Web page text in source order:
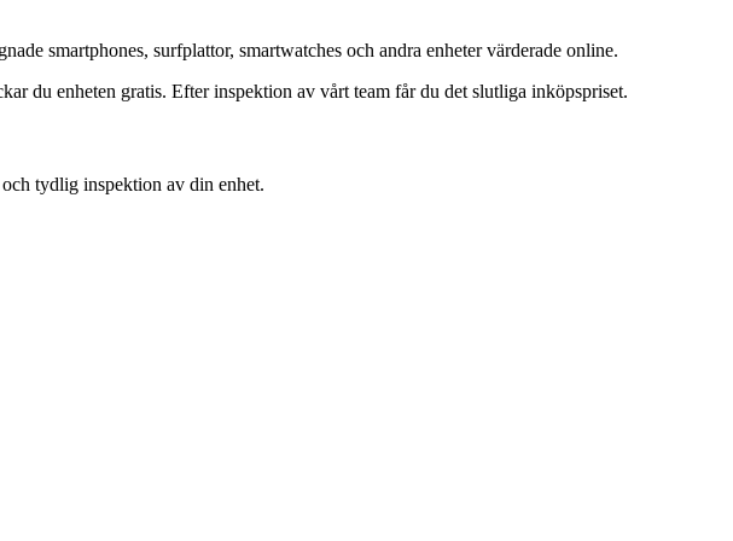
smartphones, surfplattor, smartwatches och andra enheter värderade online.
du enheten gratis. Efter inspektion av vårt team får du det slutliga inköpspriset.
tydlig inspektion av din enhet.